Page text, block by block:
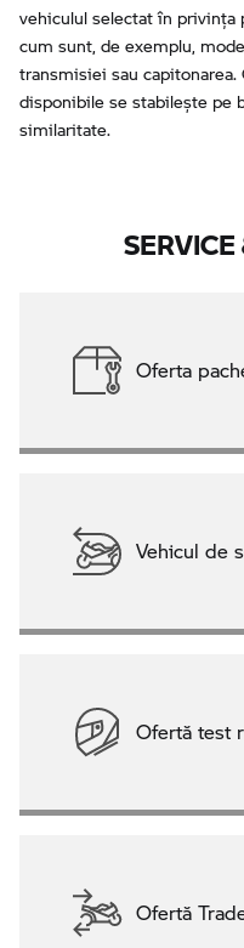
vehiculul selectat în
cum sunt, de exemplu,
transmisiei sau
disponibile se stabilește pe
similaritate.
Oferta
Vehicul de
Ofertă test
Ofertă